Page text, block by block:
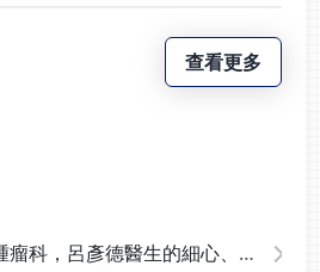
查看更多
瘤科，呂彥德醫生的細心、解